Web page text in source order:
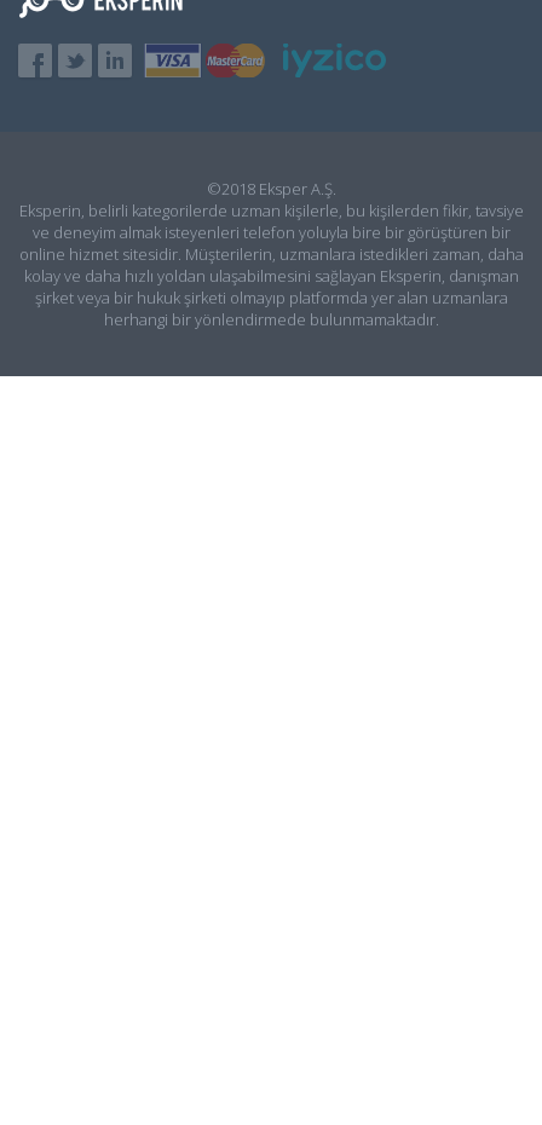
©2018 Eksper A.Ş.
Eksperin, belirli kategorilerde uzman kişilerle, bu kişilerden fikir, tavsiye
ve deneyim almak isteyenleri telefon yoluyla bire bir görüştüren bir
online hizmet sitesidir. Müşterilerin, uzmanlara istedikleri zaman, daha
kolay ve daha hızlı yoldan ulaşabilmesini sağlayan Eksperin, danışman
şirket veya bir hukuk şirketi olmayıp platformda yer alan uzmanlara
herhangi bir yönlendirmede bulunmamaktadır.